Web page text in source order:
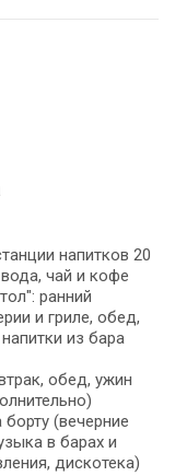
напитков 20
чай и кофе
ранний
и гриле, обед,
из бара
обед, ужин
(вечерние
в барах и
дискотека)